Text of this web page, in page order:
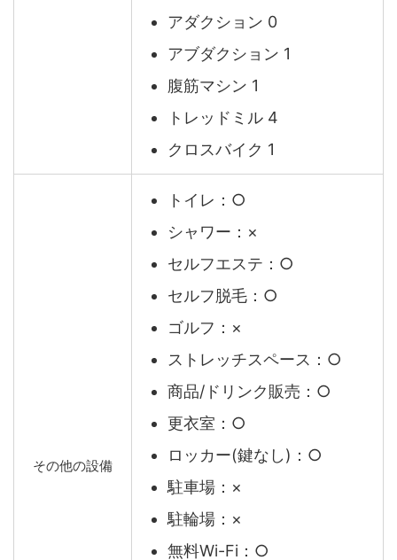
アダクション 0
アブダクション 1
腹筋マシン 1
トレッドミル 4
クロスバイク 1
その他の設備
トイレ：○
シャワー：×
セルフエステ：○
セルフ脱毛：○
ゴルフ：×
ストレッチスペース：○
商品/ドリンク販売：○
更衣室：○
ロッカー(鍵なし)：○
駐車場：×
駐輪場：×
無料Wi-Fi：○